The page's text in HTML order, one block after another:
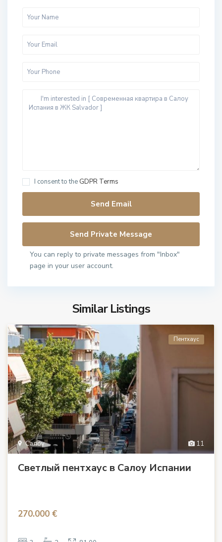
I consent to the GDPR Terms
You can reply to private messages from "Inbox"
page in your user account.
Similar Listings
11
Салоу
Пентхаус
Светлый пентхаус в Салоу Испании
270.000 €